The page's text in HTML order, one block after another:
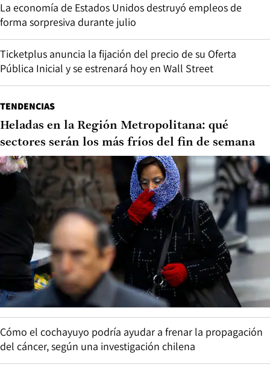
La economía de Estados Unidos destruyó empleos de
forma sorpresiva durante julio
Ticketplus anuncia la fijación del precio de su Oferta
Pública Inicial y se estrenará hoy en Wall Street
TENDENCIAS
Heladas en la Región Metropolitana: qué
sectores serán los más fríos del fin de semana
Cómo el cochayuyo podría ayudar a frenar la propagación
del cáncer, según una investigación chilena